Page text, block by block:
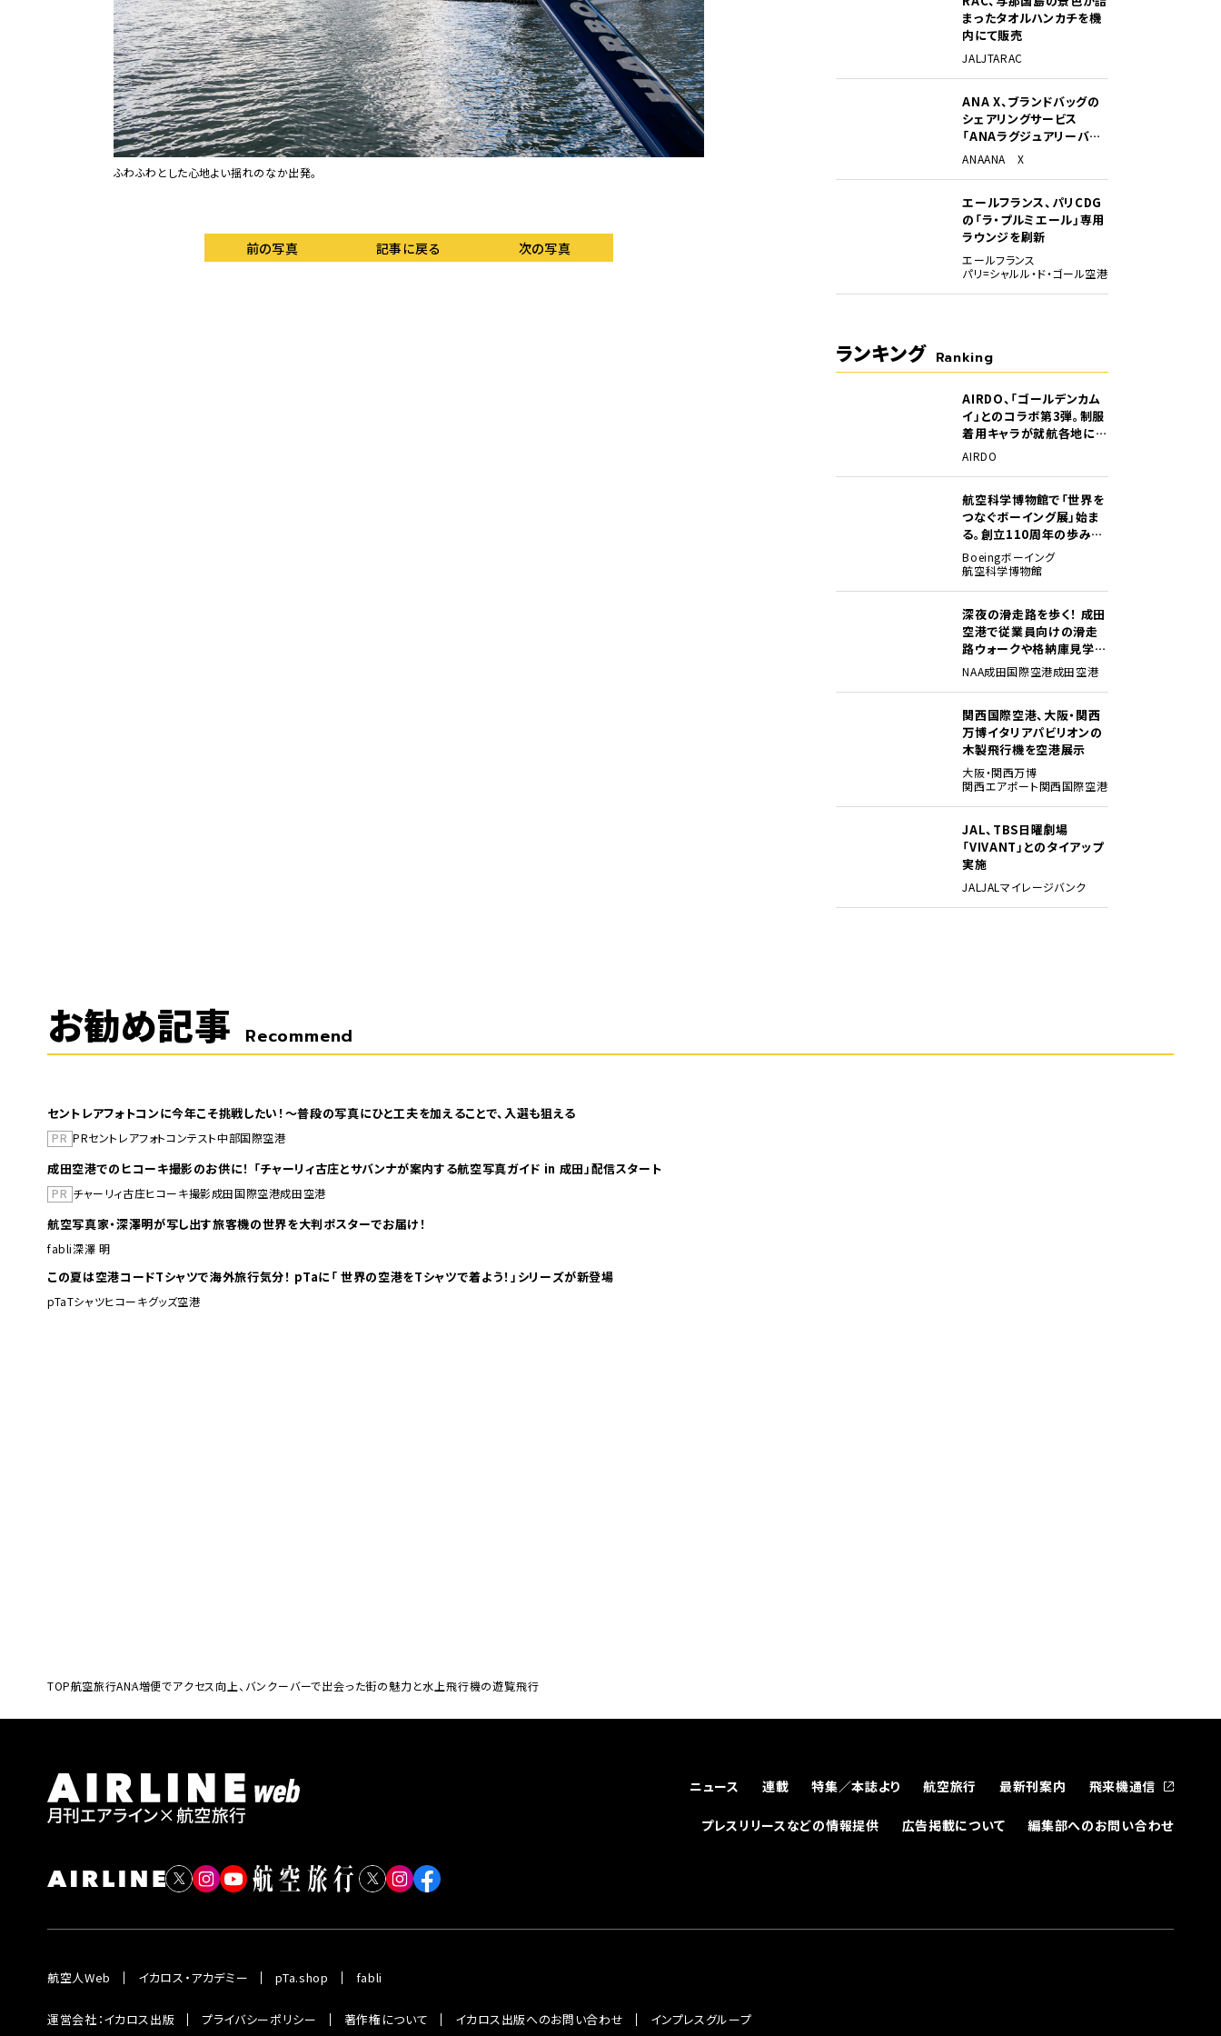
ふわふわとした心地よい揺れのなか出発。
前の写真 記事に戻る 次の写真
まったタオルハンカチを機
内にて販売
JALJTARAC
ANA X、ブランドバッグの
シェアリングサービス
「ANAラグジュアリーバッ
グ」開始
ANAANA X
エールフランス、パリCDG
の「ラ・プルミエール」専用
ラウンジを刷新
エールフランス
パリ=シャルル・ド・ゴール空港
ランキング Ranking
AIRDO、「ゴールデンカム
イ」とのコラボ第3弾。制服
着用キャラが就航各地に登
場
AIRDO
航空科学博物館で「世界を
つなぐボーイング展」始ま
る。創立110周年の歩みを
貴重な資料でたどる
Boeingボーイング
航空科学博物館
深夜の滑走路を歩く！ 成田
空港で従業員向けの滑走
路ウォークや格納庫見学イ
ベントを初開催
NAA成田国際空港成田空港
関西国際空港、大阪・関西
万博イタリアパビリオンの
木製飛行機を空港展示
大阪・関西万博
関西エアポート関西国際空港
JAL、TBS日曜劇場
「VIVANT」とのタイアップ
実施
JALJALマイレージバンク
お勧め記事 Recommend
セントレアフォトコンに今年こそ挑戦したい！～普段の写真にひと工夫を加えることで、入選も狙える
PR PRセントレアフォトコンテスト中部国際空港
成田空港でのヒコーキ撮影のお供に！ 「チャーリィ古庄とサバンナが案内する航空写真ガイド in 成田」配信スタート
PR チャーリィ古庄ヒコーキ撮影成田国際空港成田空港
航空写真家・深澤明が写し出す旅客機の世界を大判ポスターでお届け！
fabli深澤 明
この夏は空港コードTシャツで海外旅行気分！ pTaに「 世界の空港をTシャツで着よう！」シリーズが新登場
pTaTシャツヒコーキグッズ空港
TOP航空旅行ANA増便でアクセス向上、バンクーバーで出会った街の魅力と水上飛行機の遊覧飛行
ニュース 連載 特集／本誌より 航空旅行 最新刊案内 飛来機通信
プレスリリースなどの情報提供 広告掲載について 編集部へのお問い合わせ
航空人Web イカロス・アカデミー pTa.shop fabli
運営会社：イカロス出版 プライバシーポリシー 著作権について イカロス出版へのお問い合わせ インプレスグループ